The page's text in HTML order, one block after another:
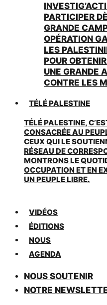
PARTICIPER
GRANDE
OPÉRATION
LES
POUR
UNE GRANDE
CONTRE LES
TÉLÉ PALESTINE
TÉLÉ PALESTINE,
CONSACRÉE AU
CEUX QUI LE
RÉSEAU DE
MONTRONS LE
OCCUPATION ET EN
UN PEUPLE LIBRE.
VIDÉOS
ÉDITIONS
NOUS
AGENDA
NOUS SOUTENIR
NOTRE